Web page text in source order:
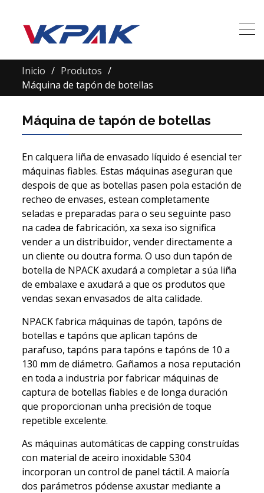
Inicio
Produtos
Máquina de tapón de botellas
Máquina de tapón de botellas
En calquera liña de envasado líquido é esencial ter
máquinas fiables. Estas máquinas aseguran que
despois de que as botellas pasen pola estación de
recheo de envases, estean completamente
seladas e preparadas para o seu seguinte paso
na cadea de fabricación, xa sexa iso significa
vender a un distribuidor, vender directamente a
un cliente ou doutra forma. O uso dun tapón de
botella de NPACK axudará a completar a súa liña
de embalaxe e axudará a que os produtos que
vendas sexan envasados de alta calidade.
NPACK fabrica máquinas de tapón, tapóns de
botellas e tapóns que aplican tapóns de
parafuso, tapóns para tapóns e tapóns de 10 a
130 mm de diámetro. Gañamos a nosa reputación
en toda a industria por fabricar máquinas de
captura de botellas fiables e de longa duración
que proporcionan unha precisión de toque
repetible excelente.
As máquinas automáticas de capping construídas
con material de aceiro inoxidable S304
incorporan un control de panel táctil. A maioría
dos parámetros pódense axustar mediante a